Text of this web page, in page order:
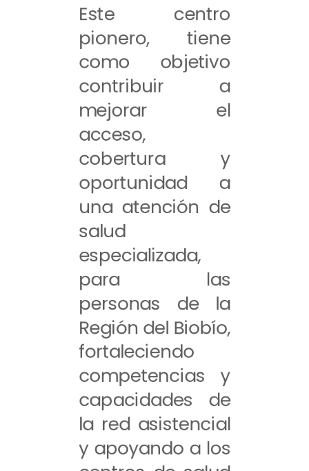
Este centro
pionero, tiene
como objetivo
contribuir a
mejorar el
acceso,
cobertura y
oportunidad a
una atención de
salud
especializada,
para las
personas de la
Región del Biobío,
fortaleciendo
competencias y
capacidades de
la red asistencial
y apoyando a los